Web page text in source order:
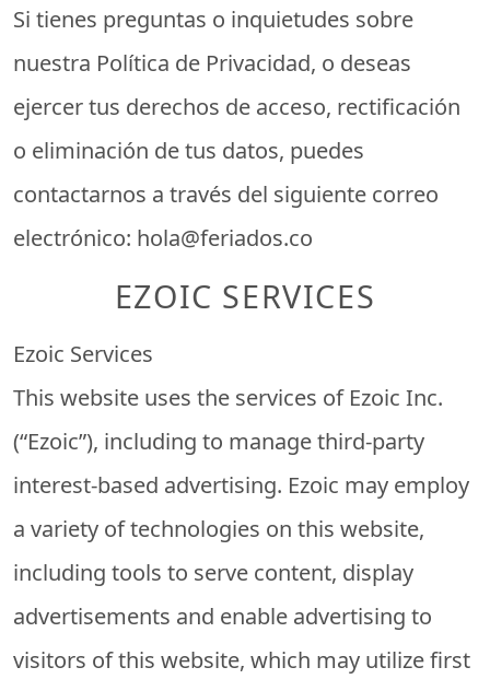
Si tienes preguntas o inquietudes sobre
nuestra Política de Privacidad, o deseas
ejercer tus derechos de acceso, rectificación
o eliminación de tus datos, puedes
contactarnos a través del siguiente correo
electrónico: hola@feriados.co
EZOIC SERVICES
Ezoic Services
This website uses the services of Ezoic Inc.
(“Ezoic”), including to manage third-party
interest-based advertising. Ezoic may employ
a variety of technologies on this website,
including tools to serve content, display
advertisements and enable advertising to
visitors of this website, which may utilize first